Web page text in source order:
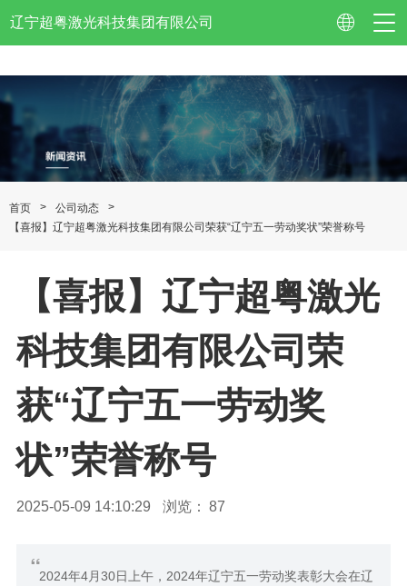
辽宁超粤激光科技集团有限公司
公司简介
企业视频
企业荣誉
专利技术
校企合作
首页 > 公司动态
>
【喜报】辽宁超粤激光科技集团有限公司荣获“辽宁五一劳动奖状”荣誉称号
【喜报】辽宁超粤激光
科技集团有限公司荣
获“辽宁五一劳动奖
状”荣誉称号
2025-05-09 14:10:29 浏览： 87
“2024年4月30日上午，2024年辽宁五一劳动奖表彰大会在辽